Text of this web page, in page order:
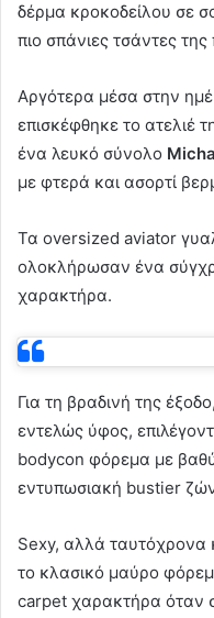
δέρμα κροκοδείλου σε
πιο σπάνιες τσάντες
Αργότερα μέσα στην
επισκέφθηκε το ατελιέ
ένα λευκό σύνολο
με φτερά και ασορτί
Τα oversized aviator
ολοκλήρωσαν ένα
χαρακτήρα.
Για τη βραδινή της
εντελώς ύφος,
bodycon φόρεμα με
εντυπωσιακή bustier
Sexy, αλλά ταυτόχρονα
το κλασικό μαύρο
carpet χαρακτήρα όταν